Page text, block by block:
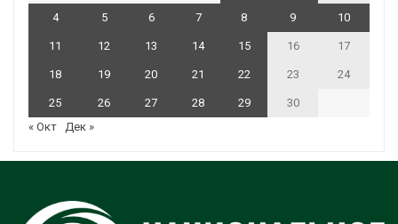
4 5 6 7 8 9 10
11 12 13 14 15 16 17
18 19 20 21 22 23 24
25 26 27 28 29
30
« Окт Дек »